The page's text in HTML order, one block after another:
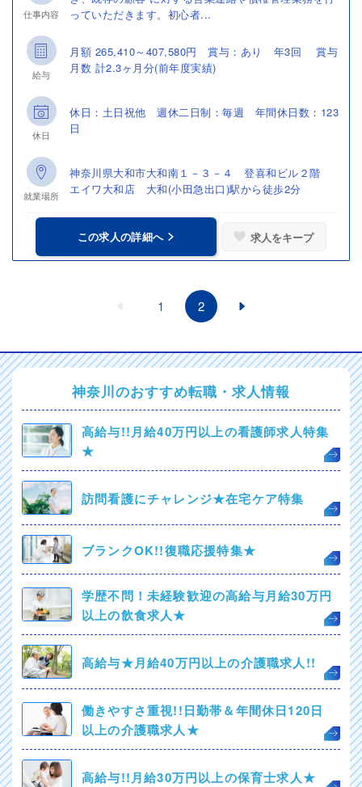
仕事内容
っていただきます。初心者...
給与
月額 265,410～407,580円 賞与：あり 年3回 賞与
月数 計2.3ヶ月分(前年度実績)
休日
休日：土日祝他 週休二日制：毎週 年間休日数：123
日
就業場所
神奈川県大和市大和南１－３－４ 登喜和ビル２階
エイワ大和店 大和(小田急出口)駅から徒歩2分
この求人の詳細へ 求人をキープ
1 2
神奈川のおすすめ転職・求人情報
高給与!!月給40万円以上の看護師求人特集
★
訪問看護にチャレンジ★在宅ケア特集
ブランクOK!!復職応援特集★
学歴不問！未経験歓迎の高給与月給30万円
以上の飲食求人★
高給与★月給40万円以上の介護職求人!!
働きやすさ重視!!日勤帯＆年間休日120日
以上の介護職求人★
高給与!!月給30万円以上の保育士求人★